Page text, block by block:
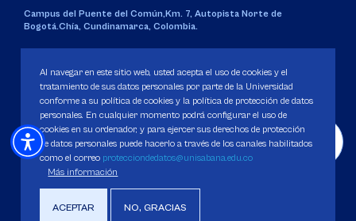
Campus del Puente del Común,Km. 7, Autopista Norte de
Bogotá.Chía, Cundinamarca, Colombia.
Personería Jurídica:Resolución 130 del 14 de enero de 1980.
Ministerio de Educación Nacional.
Política de Protección de datos
Derechos Pecuniarios
Al navegar en este sitio web, usted acepta el uso de cookies y el
tratamiento de sus datos personales por parte de la Universidad
conforme a su política de cookies y la política de protección de datos
personales. En cualquier momento podrá configurar el uso de
cookies en su ordenador, y para ejercer sus derechos de protección
de datos personales puede hacerlo a través de los canales habilitados
como el correo protecciondedatos@unisabana.edu.co
Más información
ACEPTAR NO, GRACIAS